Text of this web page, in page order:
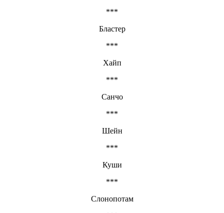
***
Бластер
***
Хайп
***
Санчо
***
Шейн
***
Куши
***
Слонопотам